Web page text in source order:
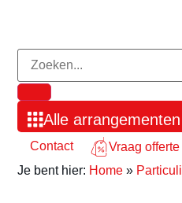
Alle arrangementen
Contact
Vraag offerte
Je bent hier: Home »